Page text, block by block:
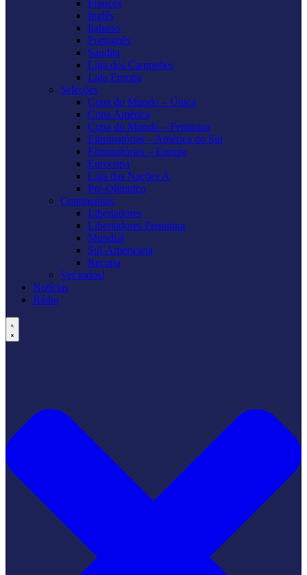
Francês
Inglês
Italiano
Português
Saudita
Liga dos Campeões
Liga Europa
Seleções
Copa do Mundo – Única
Copa América
Copa do Mundo – Feminina
Eliminatórias – América do Sul
Eliminatórias – Europa
Eurocopa
Liga das Nações A
Pré-Olímpico
Continentais
Libertadores
Libertadores Feminina
Mundial
Sul-Americana
Recopa
Ver todos!
Notícias
Rádio